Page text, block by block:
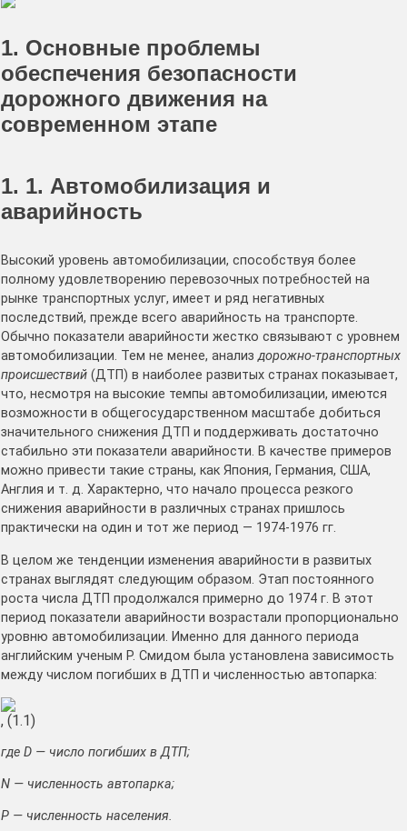
1. Основные проблемы
обеспечения безопасности
дорожного движения на
современном этапе
1. 1. Автомобилизация и
аварийность
Высокий уровень автомобилизации, способствуя более
полному удовлетворению перевозочных потребностей на
рынке транспортных услуг, имеет и ряд негативных
последствий, прежде всего аварийность на транспорте.
Обычно показатели аварийности жестко связывают с уровнем
автомобилизации. Тем не менее, анализдорожно-транспортных
происшествий (ДТП) в наиболее развитых странах показывает,
что, несмотря на высокие темпы автомобилизации, имеются
возможности в общегосударственном масштабе добиться
значительного снижения ДТП и поддерживать достаточно
стабильно эти показатели аварийности. В качестве примеров
можно привести такие страны, как Япония, Германия, США,
Англия и т. д. Характерно, что начало процесса резкого
снижения аварийности в различных странах пришлось
практически на один и тот же период — 1974-1976 гг.
В целом же тенденции изменения аварийности в развитых
странах выглядят следующим образом. Этап постоянного
роста числа ДТП продолжался примерно до 1974 г. В этот
период показатели аварийности возрастали пропорционально
уровню автомобилизации. Именно для данного периода
английским ученым Р. Смидом была установлена зависимость
между числом погибших в ДТП и численностью автопарка:
, (1.1)
где D — число погибших в ДТП;
N — численность автопарка;
Р — численность населения.